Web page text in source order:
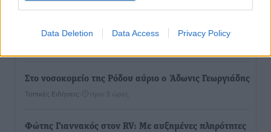
Data Deletion Data Access Privacy Policy
συμβάσεις, η Ελλάδα στον “πάτο” της ΕΕ
Στο νοσοκομείο της Ρόδου αύριο ο Άδωνις Γεωργιάδης
Τοπικές Ειδήσεις πριν 3 ώρες
Φώτης Γιαννακός στον RV: Με αυξημένες πληρότητες